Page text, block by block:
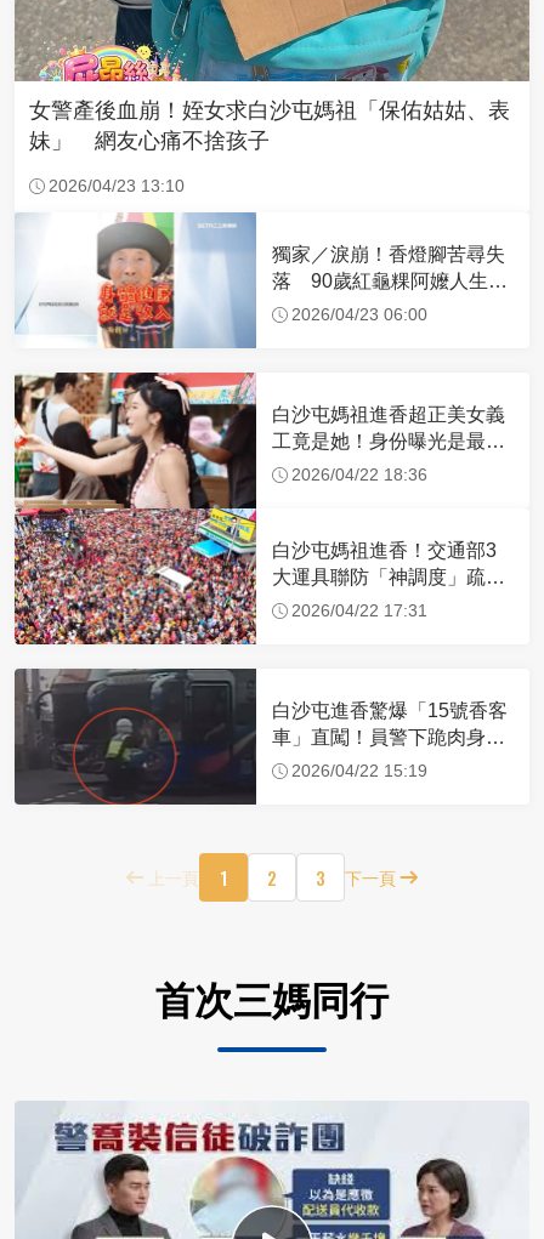
女警產後血崩！姪女求白沙屯媽祖「保佑姑姑、表
妹」 網友心痛不捨孩子
2026/04/23 13:10
獨家／淚崩！香燈腳苦尋失
落 90歲紅龜粿阿嬤人生謝
幕2026/04/23 06:00
白沙屯媽祖進香超正美女義
工竟是她！身份曝光是最美
禮生 一輩子不結婚
2026/04/22 18:36
白沙屯媽祖進香！交通部3
大運具聯防「神調度」疏運
32.1萬創新高
2026/04/22 17:31
白沙屯進香驚爆「15號香客
車」直闖！員警下跪肉身擋
車：讓行人先過
2026/04/22 15:19
上一頁 1 2 3 下一頁
首次三媽同行